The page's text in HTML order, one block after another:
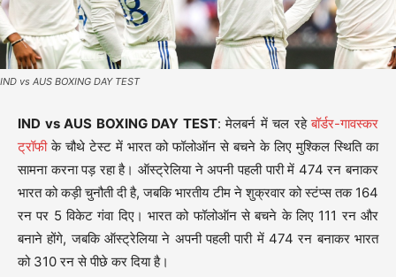
IND vs AUS BOXING DAY TEST
IND vs AUS BOXING DAY TEST: मेलबर्न में चल रहेबॉर्डर-गावस्कर
ट्रॉफीके चौथे टेस्ट में भारत को फॉलोऑन से बचने के लिए मुश्किल स्थिति का
सामना करना पड़ रहा है। ऑस्ट्रेलिया ने अपनी पहली पारी में 474 रन बनाकर
भारत को कड़ी चुनौती दी है, जबकि भारतीय टीम ने शुक्रवार को स्टंप्स तक 164
रन पर 5 विकेट गंवा दिए। भारत को फॉलोऑन से बचने के लिए 111 रन और
बनाने होंगे, जबकि ऑस्ट्रेलिया ने अपनी पहली पारी में 474 रन बनाकर भारत
को 310 रन से पीछे कर दिया है।